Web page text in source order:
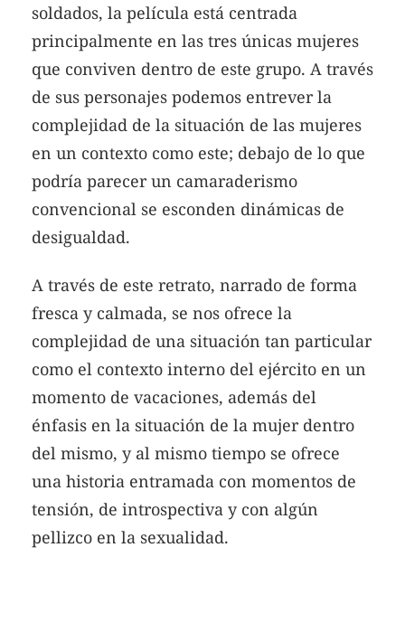
soldados, la película está centrada
principalmente en las tres únicas mujeres
que conviven dentro de este grupo. A través
de sus personajes podemos entrever la
complejidad de la situación de las mujeres
en un contexto como este; debajo de lo que
podría parecer un camaraderismo
convencional se esconden dinámicas de
desigualdad.
A través de este retrato, narrado de forma
fresca y calmada, se nos ofrece la
complejidad de una situación tan particular
como el contexto interno del ejército en un
momento de vacaciones, además del
énfasis en la situación de la mujer dentro
del mismo, y al mismo tiempo se ofrece
una historia entramada con momentos de
tensión, de introspectiva y con algún
pellizco en la sexualidad.